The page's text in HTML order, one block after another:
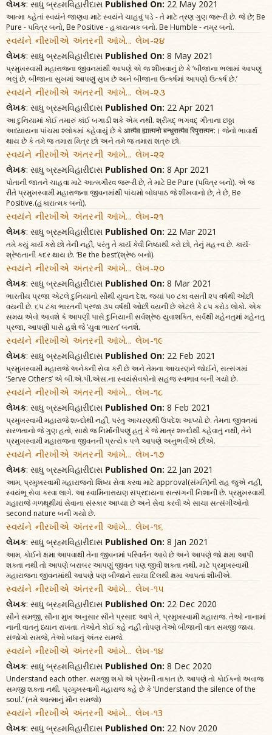
લેખક: સાધુ બ્રહ્મવિહારીદાસ Published On: 22 May 2021
આત્મા કહેતાં સ્વયંને જાણવા માટે સ્વયંને ચાહવું પડે - તે માટે ત્રણ ગુણ જરૂરી છે. જે છે; Be
Pure - પવિત્ર બનો, Be Positive - હકારાત્મક બનો. Be Humble - નમ્ર બનો.
સ્વયંને નીરખીએ અંતરની આંખે... લેખ-૨૪
લેખક: સાધુ બ્રહ્મવિહારીદાસ Published On: 8 May 2021
પ્રમુખસ્વામી મહારાજના જીવનમાંથી આપણે એ જ શીખવાનું છે કે ‘બીજાના ભલામાં આપણું
ભલું છે, બીજાના સુખમાં આપણું સુખ છે અને બીજાના ઉત્કર્ષમાં આપણો ઉત્કર્ષ છે.’
સ્વયંને નીરખીએ અંતરની આંખે... લેખ-૨૩
લેખક: સાધુ બ્રહ્મવિહારીદાસ Published On: 22 Apr 2021
આ દુનિયામાં કોઈ તમારું કાંઈ બગાડી શકે એમ નથી. શ્રીમદ્ ભગવદ્ ગીતાના છઠ્ઠા
અધ્યાયના પાંચમા શ્લોકમાં કહેવાયું છે કે आत्मैव ह्यात्मनो बन्धुरात्मैव रिपुरात्मन:। જેનો ભાવાર્થ
થાય છે કે તમે જ તમારા મિત્ર છો અને તમે જ તમારા શત્રુ છો.
સ્વયંને નીરખીએ અંતરની આંખે... લેખ-૨૨
લેખક: સાધુ બ્રહ્મવિહારીદાસ Published On: 8 Apr 2021
પોતાની જાતને ચાહવા માટે આત્મગૌરવ જરૂરી છે, તે માટે Be Pure (પવિત્ર બનો). એ જ
રીતે પ્રમુખસ્વામી મહારાજના જીવનમાંથી પાંચમો બોધપાઠ જે શીખવાનો છે, તે છે, Be
Positive.(હકારાત્મક બનો).
સ્વયંને નીરખીએ અંતરની આંખે... લેખ-૨૧
લેખક: સાધુ બ્રહ્મવિહારીદાસ Published On: 22 Mar 2021
તમે કયું કાર્ય કરો છો તેની નહીં, પરંતુ તે કાર્ય કેવી નિષ્ઠાથી કરો છો, તેનું મહત્ત્વ છે. કાર્ય-
શ્રેષ્ઠતાની કદર થાય છે. ‘Be the best’(શ્રેષ્ઠ બનો).
સ્વયંને નીરખીએ અંતરની આંખે... લેખ-૨૦
લેખક: સાધુ બ્રહ્મવિહારીદાસ Published On: 8 Mar 2021
ભારતીય પ્રજા એટલે દુનિયાનો સૌથી યુવાન દેશ. જ્યાં ૫૦ ટકા વસતી ૨૫ વર્ષથી ઓછી
વયની છે. ૬૫ ટકા ભારતની પ્રજા ૩૫ વર્ષથી ઓછી વયની છે એટલે કે ૮૫ કરોડ લોકો. એક
સમય એવો આવશે કે આપણી પાસે દુનિયાની સર્વશ્રેષ્ઠ યુવાશક્તિ, સર્વથી મહેનતુમાં મહેનતુ
પ્રજા, આપણી પાસે હશે જે ‘યુવા ભારત’ બનશે.
સ્વયંને નીરખીએ અંતરની આંખે... લેખ-૧૯
લેખક: સાધુ બ્રહ્મવિહારીદાસ Published On: 22 Feb 2021
પ્રમુખસ્વામી મહારાજે અનેકની સેવા કરી છે અને તેમના આચરણને જોઈને, સત્સંગમાં
‘Serve Others’ એ બી.એ.પી.એસ.ના સ્વયંસેવકોનો સહજ સ્વભાવ બની ગયો છે.
સ્વયંને નીરખીએ અંતરની આંખે... લેખ-૧૮
લેખક: સાધુ બ્રહ્મવિહારીદાસ Published On: 8 Feb 2021
પ્રમુખસ્વામી મહારાજે શબ્દોથી નહીં, પરંતુ આચરણથી ઉપદેશ આપ્યો છે. તેમના જીવનમાં
સરળતાનો જે ગુણ હતો, સાથે જ નિર્માનીપણું હતું કે જે માત્ર શબ્દોથી કહેવાતું નથી, તેને
પ્રમુખસ્વામી મહારાજના જીવનની પ્રત્યેક પળે આપણે અનુભવીએ છીએ.
સ્વયંને નીરખીએ અંતરની આંખે... લેખ-૧૭
લેખક: સાધુ બ્રહ્મવિહારીદાસ Published On: 22 Jan 2021
આમ, પ્રમુખસ્વામી મહારાજનો શિષ્ય સેવા કરવા માટે approval(સંમતિ)ની રાહ જુએ નહીં,
સ્વયંભૂ સેવા કરવા લાગે. આ સ્વામિનારાયણ સંપ્રદાયના સત્સંગની નિશાની છે. પ્રમુખસ્વામી
મહારાજે ગળથૂથીમાં સેવાના સંસ્કાર આપ્યા છે અને સેવા કરવી એ સાચા સત્સંગીઓનો
second nature બની ગયો છે.
સ્વયંને નીરખીએ અંતરની આંખે... લેખ-૧૬
લેખક: સાધુ બ્રહ્મવિહારીદાસ Published On: 8 Jan 2021
આમ, કોઈને ક્ષમા આપવાથી તેના જીવનમાં પરિવર્તન આવે છે અને આપણે જો ક્ષમા આપી
શકતા નથી તો આપણે બરાબર આપણું જીવન પણ જીવી શકતા નથી. માટે પ્રમુખસ્વામી
મહારાજના જીવનમાંથી આપણે પણ બીજાને સાચા દિલથી ક્ષમા આપતાં શીખીએ.
સ્વયંને નીરખીએ અંતરની આંખે... લેખ-૧૫
લેખક: સાધુ બ્રહ્મવિહારીદાસ Published On: 22 Dec 2020
સૌને સમજી, સૌના મુખ અનુસાર સૌને પ્રસાદ આપે તે, પ્રમુખસ્વામી મહારાજ. તેઓ નાનામાં
નાની વાતનું ધ્યાન રાખતા. તેઓને કોઈ કહે નહીં તોપણ તેઓ બીજાની વાત સમજી જાય.
સંજોગો સમજે, તેઓ બધાનું અંતર સમજે.
સ્વયંને નીરખીએ અંતરની આંખે... લેખ-૧૪
લેખક: સાધુ બ્રહ્મવિહારીદાસ Published On: 8 Dec 2020
Understand each other. સમજી શકો એ પ્રેમની તાકાત છે. આપણે તો કોઈકનો અવાજ
સમજી શકતા નથી. પ્રમુખસ્વામી મહારાજ કહે છે કે ‘Understand the silence of the
soul.’ (તમે આત્માનું મૌન સમજો)
સ્વયંને નીરખીએ અંતરની આંખે... લેખ-૧3
લેખક: સાધુ બ્રહ્મવિહારીદાસ Published On: 22 Nov 2020